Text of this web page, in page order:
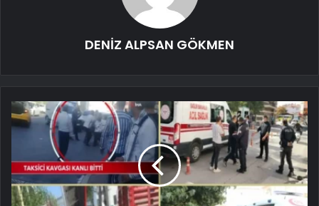
DENİZ ALPSAN GÖKMEN